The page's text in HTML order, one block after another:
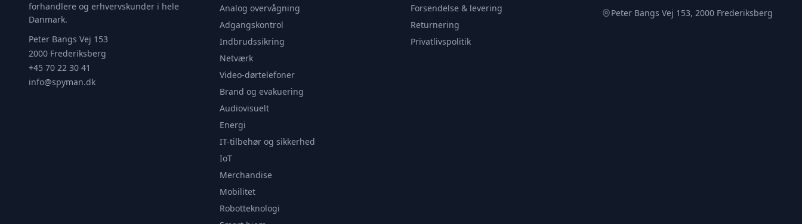
forhandlere og erhvervskunder i hele
Danmark.
Peter Bangs Vej 153
2000 Frederiksberg
+45 70 22 30 41
info@spyman.dk
Analog overvågning
Adgangskontrol
Indbrudssikring
Netværk
Video-dørtelefoner
Brand og evakuering
Audiovisuelt
Energi
IT-tilbehør og sikkerhed
IoT
Merchandise
Mobilitet
Robotteknologi
Forsendelse & levering
Returnering
Privatlivspolitik
Peter Bangs Vej 153, 2000 Frederiksberg